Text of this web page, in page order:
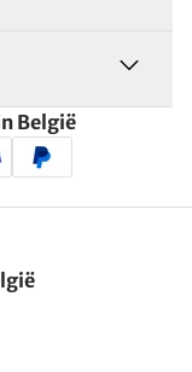
België